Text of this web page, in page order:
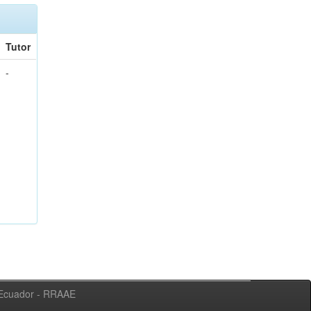
Tutor
-
- RRAAE